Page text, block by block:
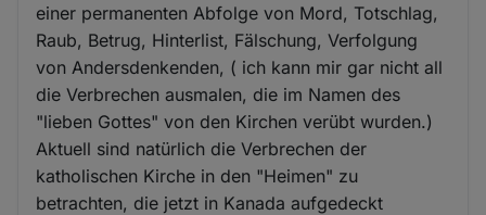
einer permanenten Abfolge von Mord, Totschlag,
Raub, Betrug, Hinterlist, Fälschung, Verfolgung
von Andersdenkenden, ( ich kann mir gar nicht all
die Verbrechen ausmalen, die im Namen des
"lieben Gottes" von den Kirchen verübt wurden.)
Aktuell sind natürlich die Verbrechen der
katholischen Kirche in den "Heimen" zu
betrachten, die jetzt in Kanada aufgedeckt